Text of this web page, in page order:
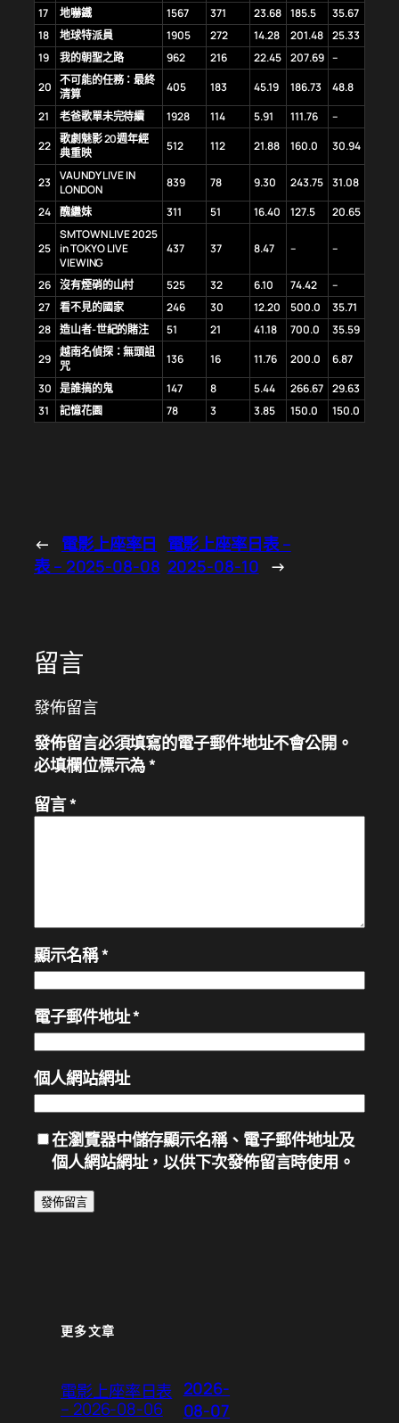
17
地嚇鐵 1567 371 23.68 185.5
35.67
18
地球特派員 1905 272 14.28 201.48
25.33
19
我的朝聖之路 962 216 22.45 207.69 –
20 不可能的任務：最終
清算
405 183 45.19 186.73
48.8
21
老爸歌單未完待續 1928 114 5.91 111.76
–
22 歌劇魅影 20週年經
典重映
512 112 21.88 160.0 30.94
23 VAUNDY LIVE IN
LONDON
839 78 9.30 243.75
31.08
24 醜繼妹 311 51 16.40 127.5 20.65
25
SMTOWN LIVE 2025
in TOKYO LIVE
VIEWING
437 37 8.47 – –
26 沒有煙硝的山村 525 32 6.10 74.42
–
27
看不見的國家 246 30 12.20 500.0
35.71
28 造山者-世紀的賭注 51 21 41.18 700.0
35.59
29 越南名偵探：無頭詛
咒
136 16 11.76 200.0
6.87
30 是誰搞的鬼 147 8 5.44 266.67
29.63
31
記憶花園 78 3 3.85 150.0 150.0
←
電影上座率日
表 – 2025-08-08
電影上座率日表 –
2025-08-10 →
留言
發佈留言
發佈留言必須填寫的電子郵件地址不會公開。
必填欄位標示為*
留言*
顯示名稱*
電子郵件地址*
個人網站網址
在瀏覽器中儲存顯示名稱、電子郵件地址及
個人網站網址，以供下次發佈留言時使用。
更多文章
電影上座率日表
– 2026-08-06
2026-
08-07